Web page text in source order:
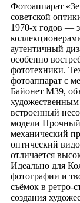
Фотоаппарат
советской
1970‑х годов —
аутентичный
особенно
фототехники.
фотоаппарат с
Байонет М39,
встроенный
модели Прочный
механический
оптический
отличается
Идеально для
фотографии и
съёмок в
создания